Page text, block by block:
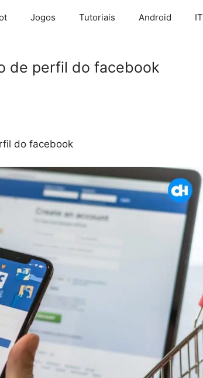
Jogos Tutoriais Android IT
de perfil do facebook
do facebook